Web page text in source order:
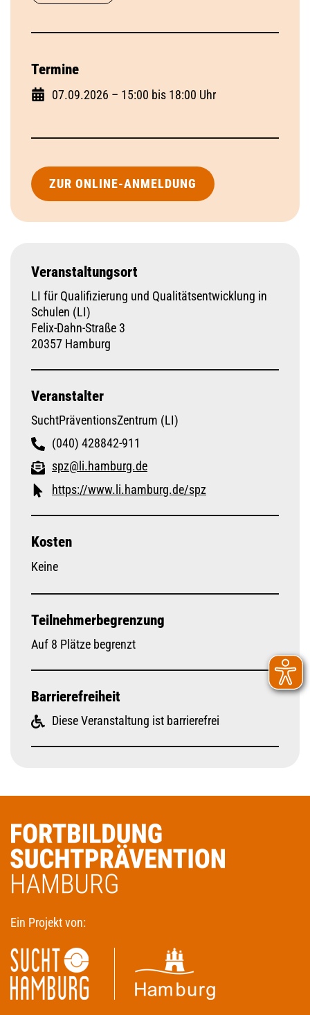
Termine
07.09.2026 – 15:00 bis 18:00 Uhr
ZUR ONLINE-ANMELDUNG
Veranstaltungsort
LI für Qualifizierung und Qualitätsentwicklung in
Schulen (LI)
Felix-Dahn-Straße 3
20357 Hamburg
Veranstalter
SuchtPräventionsZentrum (LI)
(040) 428842-911
spz@li.hamburg.de
https://www.li.hamburg.de/spz
Kosten
Keine
Teilnehmerbegrenzung
Auf 8 Plätze begrenzt
Barrierefreiheit
Diese Veranstaltung ist barrierefrei
Ein Projekt von: